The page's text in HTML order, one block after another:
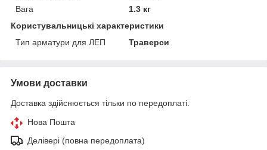
Вага
1.3 кг
Користувальницькі характеристики
Тип арматури для ЛЕП
Траверси
Умови доставки
Доставка здійснюється тільки по передоплаті.
Нова Пошта
Делівері (повна передоплата)